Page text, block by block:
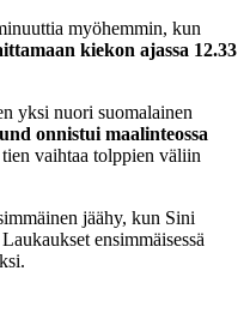
myöhemmin, kun
kiekon ajassa 12.33
yksi nuori suomalainen
onnistui maalinteossa
vaihtaa tolppien väliin
jäähy, kun Sini
ensimmäisessä